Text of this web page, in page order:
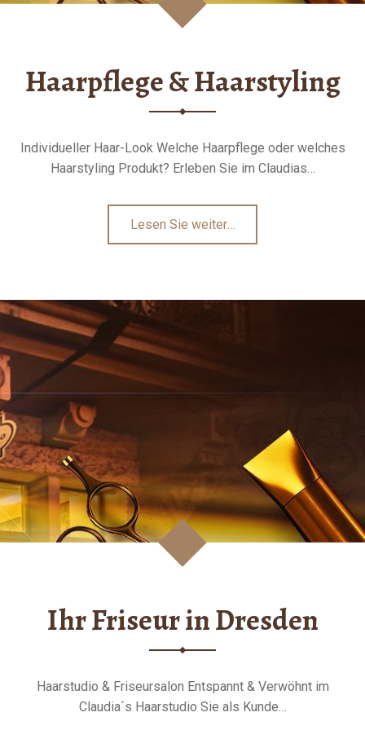
Haarpflege & Haarstyling
Individueller Haar-Look Welche Haarpflege oder welches
Haarstyling Produkt? Erleben Sie im Claudias…
Lesen Sie weiter"Haarpflege
&
…
Ihr Friseur in Dresden
Haarstudio & Friseursalon Entspannt & Verwöhnt im
Claudia´s Haarstudio Sie als Kunde…